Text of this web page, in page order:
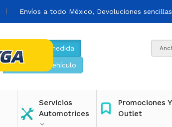
Envíos a todo México, Devoluciones sencillas
Buscar por medida
Buscar por vehículo
Servicios
Automotrices
Promociones Y
Outlet